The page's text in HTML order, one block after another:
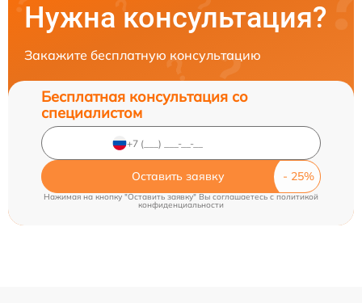
Нужна консультация?
Закажите бесплатную консультацию
Бесплатная консультация со
специалистом
Оставить заявку
Нажимая на кнопку "Оставить заявку" Вы соглашаетесь c политикой
конфиденциальности